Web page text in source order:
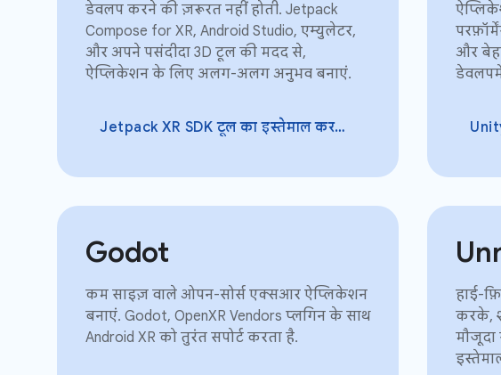
डेवलप करने की ज़रूरत नहीं होती. Jetpack
Compose for XR, Android Studio, एम्युलेटर,
और अपने पसंदीदा 3D टूल की मदद से,
ऐप्लिकेशन के लिए अलग-अलग अनुभव बनाएं.
Jetpack XR SDK टूल का इस्तेमाल करके ऐप्लिकेशन बनाना
और
Godot
कम साइज़ वाले ओपन-सोर्स एक्सआर ऐप्लिकेशन
बनाएं. Godot, OpenXR Vendors प्लगिन के साथ
Android XR को तुरंत सपोर्ट करता है.
हाई-
करके,
मौजूदा